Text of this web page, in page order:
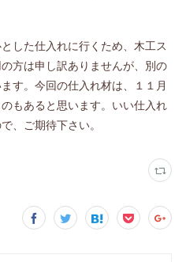
した仕入れに行くため、木工ス
方は申し訳ありませんが、別の
す。今回の仕入れ材は、１１月
もあると思います。いい仕入れ
、ご期待下さい。